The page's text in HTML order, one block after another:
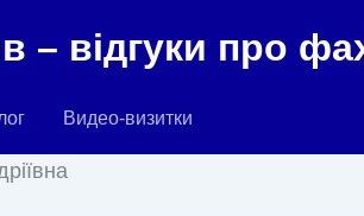
– відгуки про
Видео-визитки